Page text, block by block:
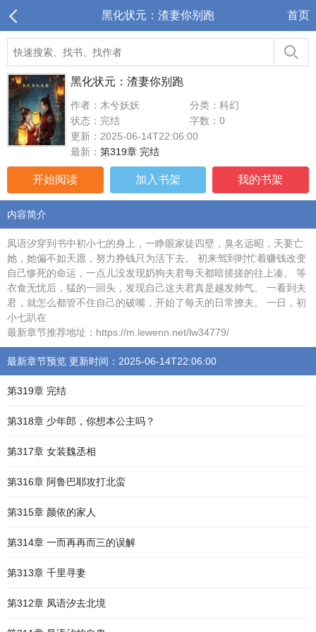
黑化状元：渣妻你别跑 首页
黑化状元：渣妻你别跑
作者：木兮妖妖
分类：科幻
状态：完结
字数：0
更新：2025-06-14T22:06:00
最新： 第319章 完结
开始阅读 加入书架 我的书架
内容简介
凤语汐穿到书中初小七的身上，一睁眼家徒四壁，臭名远昭，天要亡
她，她偏不如天愿，努力挣钱只为活下去。 初来驾到时忙着赚钱改变
自己惨死的命运，一点儿没发现奶狗夫君每天都暗搓搓的往上凑。 等
衣食无忧后，猛的一回头，发现自己这夫君真是越发帅气。 一看到夫
君，就怎么都管不住自己的破嘴，开始了每天的日常撩夫。 一日，初
小七趴在
最新章节推荐地址：https://m.lewenn.net/lw34779/
最新章节预览 更新时间：2025-06-14T22:06:00
第319章 完结
第318章 少年郎，你想本公主吗？
第317章 女装魏丞相
第316章 阿鲁巴耶攻打北蛮
第315章 颜依的家人
第314章 一而再再而三的误解
第313章 千里寻妻
第312章 凤语汐去北境